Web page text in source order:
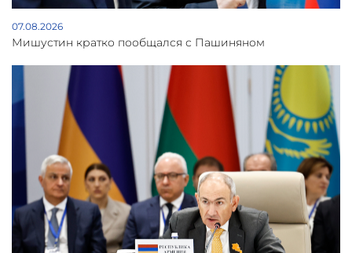
07.08.2026
Мишустин кратко пообщался с Пашиняном